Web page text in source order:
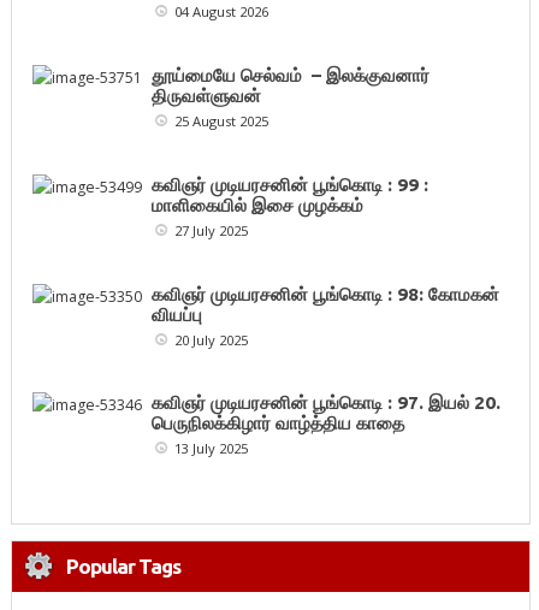
04 August 2026
தூய்மையே செல்வம் – இலக்குவனார்
திருவள்ளுவன்
25 August 2025
கவிஞர் முடியரசனின் பூங்கொடி : 99 :
மாளிகையில் இசை முழக்கம்
27 July 2025
கவிஞர் முடியரசனின் பூங்கொடி : 98: கோமகன்
வியப்பு
20 July 2025
கவிஞர் முடியரசனின் பூங்கொடி : 97. இயல் 20.
பெருநிலக்கிழார் வாழ்த்திய காதை
13 July 2025
Popular Tags